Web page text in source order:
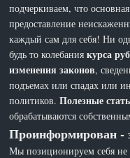
подчеркиваем, что
предоставление
каждый сам для себя! Ни
будь то колебаниякурса
изменения законов,
подъемах или спадах или
политиков.Полезные
обрабатываются
Проинформирован -
Мы позиционируем себя не